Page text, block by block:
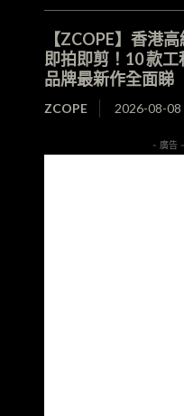
【ZCOPE】香港
即拍即剪！10 款工
品牌最新作全面睇
ZCOPE 2026-08-08
- 廣告 -